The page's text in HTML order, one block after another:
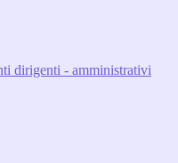
dirigenti - amministrativi